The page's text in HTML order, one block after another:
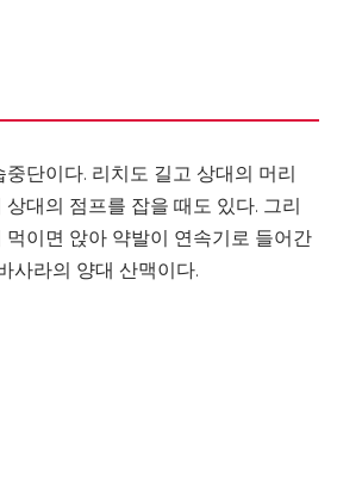
단이다. 리치도 길고 상대의 머리
대의 점프를 잡을 때도 있다. 그리
먹이면 앉아 약발이 연속기로 들어간
사라의 양대 산맥이다.